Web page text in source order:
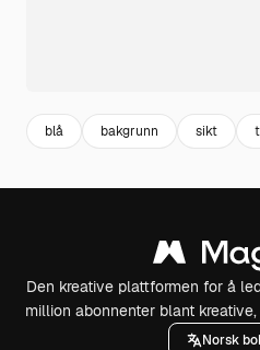
blå bakgrunn sikt
Den kreative plattformen for å
million abonnenter blant
Norsk